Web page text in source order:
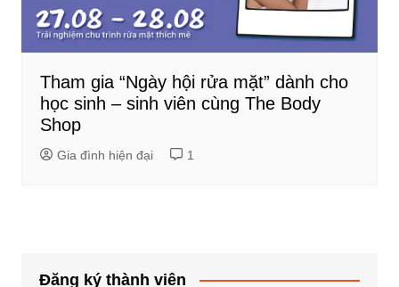
Tham gia “Ngày hội rửa mặt” dành cho
học sinh – sinh viên cùng The Body
Shop
Gia đình hiện đại 1
Đăng ký thành viên